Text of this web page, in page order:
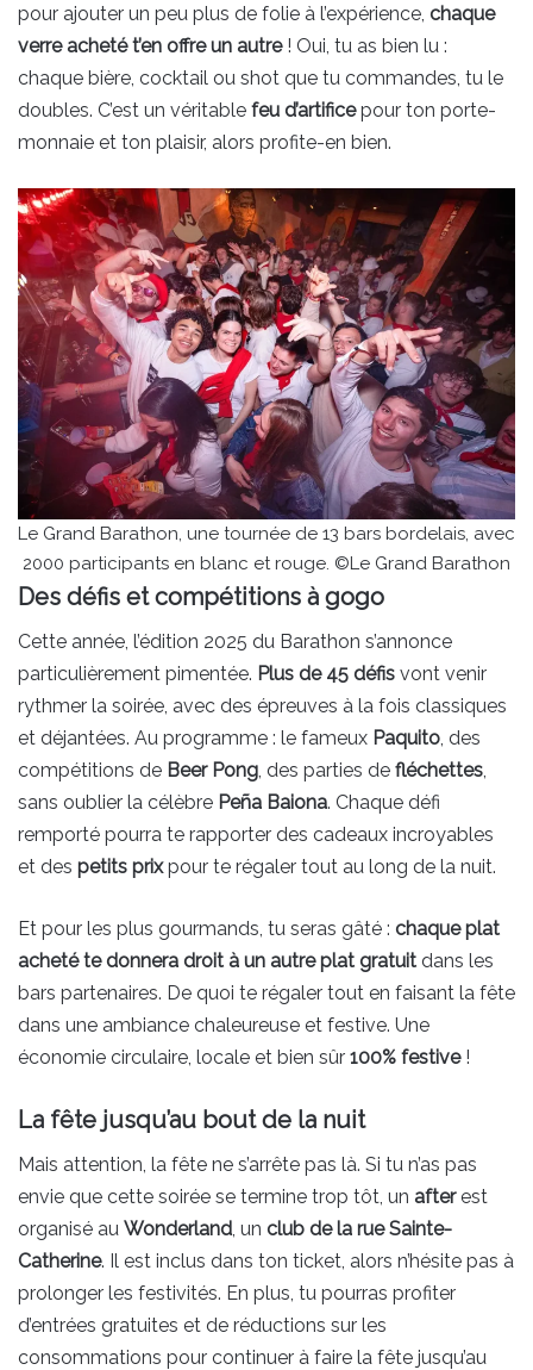
pour ajouter un peu plus de folie à l’expérience, chaque
verre acheté t’en offre un autre! Oui, tu as bien lu :
chaque bière, cocktail ou shot que tu commandes, tu le
doubles. C’est un véritable feu d’artificepour ton porte-
monnaie et ton plaisir, alors profite-en bien.
Le Grand Barathon, une tournée de 13 bars bordelais, avec
2000 participants en blanc et rouge. ©Le Grand Barathon
Des défis et compétitions à gogo
Cette année, l’édition 2025 du Barathon s’annonce
particulièrement pimentée. Plus de 45 défis vont venir
rythmer la soirée, avec des épreuves à la fois classiques
et déjantées. Au programme : le fameux Paquito, des
compétitions de Beer Pong, des parties de fléchettes,
sans oublier la célèbre Peña Baiona. Chaque défi
remporté pourra te rapporter des cadeaux incroyables
et des petits prixpour te régaler tout au long de la nuit.
Et pour les plus gourmands, tu seras gâté : chaque plat
acheté te donnera droit à un autre plat gratuit dans les
bars partenaires. De quoi te régaler tout en faisant la fête
dans une ambiance chaleureuse et festive. Une
économie circulaire, locale et bien sûr 100% festive!
La fête jusqu’au bout de la nuit
Mais attention, la fête ne s’arrête pas là. Si tu n’as pas
envie que cette soirée se termine trop tôt, un afterest
organisé au Wonderland, un club de la rue Sainte-
Catherine. Il est inclus dans ton ticket, alors n’hésite pas à
prolonger les festivités. En plus, tu pourras profiter
d’entrées gratuites et de réductions sur les
consommations pour continuer à faire la fête jusqu’au